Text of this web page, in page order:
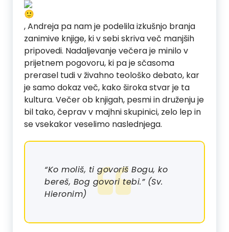
, Andreja pa nam je podelila izkušnjo branja
zanimive knjige, ki v sebi skriva več manjših
pripovedi. Nadaljevanje večera je minilo v
prijetnem pogovoru, ki pa je sčasoma
prerasel tudi v živahno teološko debato, kar
je samo dokaz več, kako široka stvar je ta
kultura. Večer ob knjigah, pesmi in druženju je
bil tako, čeprav v majhni skupinici, zelo lep in
se vsekakor veselimo naslednjega.
“Ko moliš, ti govoriš Bogu, ko
bereš, Bog govori tebi.” (Sv.
Hieronim)